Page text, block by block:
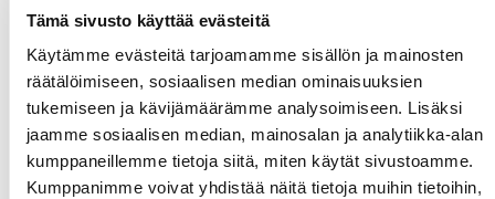
Tämä sivusto käyttää evästeitä
Käytämme evästeitä tarjoamamme sisällön ja mainosten
räätälöimiseen, sosiaalisen median ominaisuuksien
tukemiseen ja kävijämäärämme analysoimiseen. Lisäksi
jaamme sosiaalisen median, mainosalan ja analytiikka-alan
kumppaneillemme tietoja siitä, miten käytät sivustoamme.
Kumppanimme voivat yhdistää näitä tietoja muihin tietoihin,